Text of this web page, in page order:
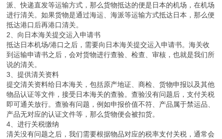
派、快递直发等运输方式，那么货物抵达的便是日本的机场，在机场
进行清关。如果货物是通过海运、海派等运输方式抵达日本，那么便
抵达港口后再港口清关。
2、向日本海关提交运入申请书
抵达日本机场/港口之后，需要向日本海关提交运入申请书。海关收
到运输申请书之后，会对货物进行查验、检查、审核，也就是我们所
说的清关。
3、提供清关资料
提交清关资料给日本海关，包括原产地证、商检、货物申报以及其他
物品认证等文件，接受日本海关的查验。查验没有问题后，支付关税
即可通关放行。查验有问题，例如申报价值不符、产品属于禁运品、
产品无对应的认证文件等，那么货物便会被扣货。
4、进行关税缴纳
清关没有问题之后，我们需要根据物品对应的税率支付关税，通常会